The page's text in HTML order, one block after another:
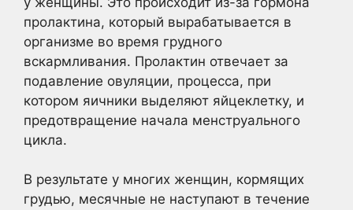
пролактина, который вырабатывается в
организме во время грудного
вскармливания. Пролактин отвечает за
подавление овуляции, процесса, при
котором яичники выделяют яйцеклетку, и
предотвращение начала менструального
цикла.
В результате у многих женщин, кормящих
грудью, месячные не наступают в течение